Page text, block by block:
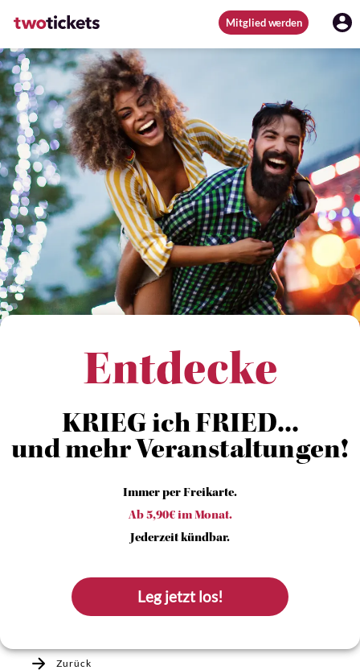
Mitglied werden
Entdecke
KRIEG ich FRIED...
und mehr Veranstaltungen!
Immer per Freikarte.
Ab 5,90€ im Monat.
Jederzeit kündbar.
Leg jetzt los!
Zurück